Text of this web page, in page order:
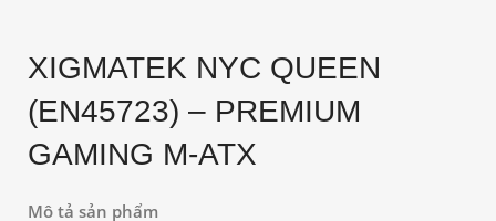
XIGMATEK NYC QUEEN
(EN45723) – PREMIUM
GAMING M-ATX
Mô tả sản phẩm